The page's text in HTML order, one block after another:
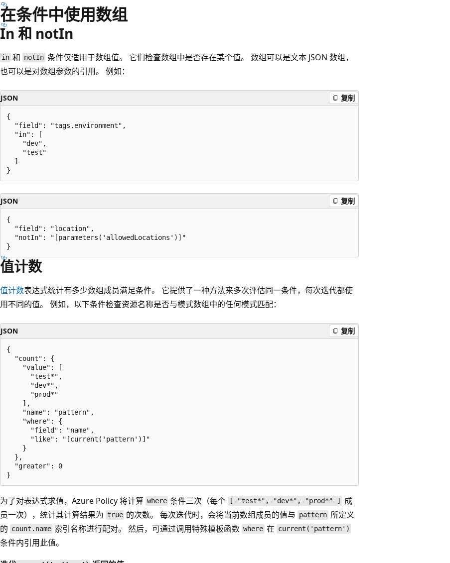
在条件中使用数组
In 和 notIn
in 和 notIn条件仅适用于数组值。 它们检查数组中是否存在某个值。 数组可以是文本 JSON 数组，
也可以是对数组参数的引用。 例如：
JSON 复制
{
  "field": "tags.environment",
  "in": [
    "dev",
    "test"
  ]
JSON 复制
{
  "field": "location",
  "notIn": "[parameters('allowedLocations')]"
值计数
值计数表达式统计有多少数组成员满足条件。 它提供了一种方法来多次评估同一条件，每次迭代都使
用不同的值。 例如，以下条件检查资源名称是否与模式数组中的任何模式匹配：
JSON 复制
{
  "count": {
    "value": [
      "test*",
      "dev*",
      "prod*"
    ],
    "name": "pattern",
    "where": {
      "field": "name",
      "like": "[current('pattern')]"
    }
  },
  "greater": 0
为了对表达式求值，Azure Policy 将计算 where 条件三次（每个 [ "test*", "dev*", "prod*" ]
成
员一次），统计其计算结果为 true 的次数。 每次迭代时，会将当前数组成员的值与 pattern 所定义
的 count.name 索引名称进行配对。 然后，可通过调用特殊模板函数where在 current('pattern')
条件内引用此值。